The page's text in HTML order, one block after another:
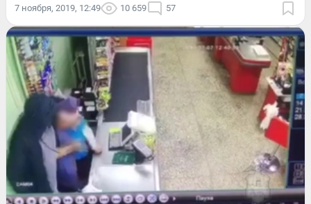
7 ноября, 2019, 12:49 10 659 57